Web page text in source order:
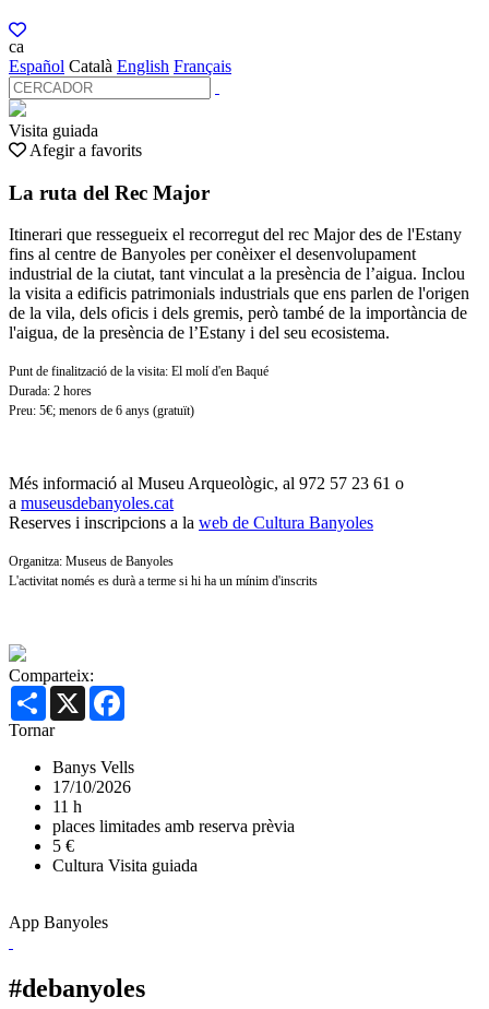
ca
Español Català English Français
Visita guiada
Afegir a favorits
La ruta del Rec Major
Itinerari que ressegueix el recorregut del rec Major des de l'Estany
fins al centre de Banyoles per conèixer el desenvolupament
industrial de la ciutat, tant vinculat a la presència de l’aigua. Inclou
la visita a edificis patrimonials industrials que ens parlen de l'origen
de la vila, dels oficis i dels gremis, però també de la importància de
l'aigua, de la presència de l’Estany i del seu ecosistema.
Punt de finalització de la visita: El molí d'en Baqué
Durada: 2 hores
Preu: 5€; menors de 6 anys (gratuït)
Més informació al Museu Arqueològic, al 972 57 23 61 o
a museusdebanyoles.cat
Reserves i inscripcions a la web de Cultura Banyoles
Organitza: Museus de Banyoles
L'activitat només es durà a terme si hi ha un mínim d'inscrits
Comparteix:
Share X
Tornar
Banys Vells
17/10/2026
11 h
places limitades amb reserva prèvia
5 €
Cultura Visita guiada
App Banyoles
#debanyoles